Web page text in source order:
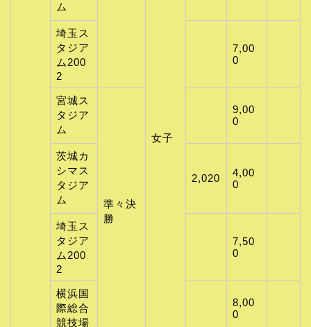
女子
ム
埼玉ス
タジア
ム200
2
7,00
0
宮城ス
タジア
ム
準々決
勝
9,00
0
茨城カ
シマス
タジア
ム
2,020
4,00
0
埼玉ス
タジア
ム200
2
7,50
0
横浜国
際総合
競技場
8,00
0